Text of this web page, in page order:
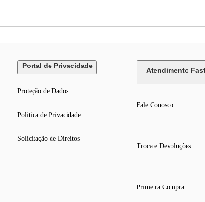
Portal de Privacidade
Proteção de Dados
Politica de Privacidade
Solicitação de Direitos
Atendimento
Fale Conosco
Troca e Devoluções
Primeira Compra